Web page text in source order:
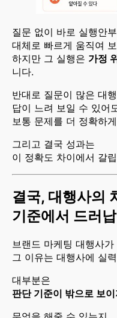
질문 없이 바로 실행안
대체로 빠르게 움직여
하지만 그 실행은 가정
니다.
반대로 질문이 많은 대
답이 느려 보일 수 있어
보통 문제를 더 정확하
그리고 결국 성과는
이 정확도 차이에서 갈
결국, 대행사의
기준에서 드러
브랜드 마케팅 대행사
그 이유는 대행사에 실
대부분은
판단 기준이 밖으로 보